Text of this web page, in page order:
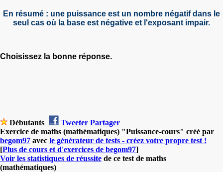
En résumé : une puissance est un nombre négatif dans le
seul cas où la base est négative et l'exposant impair.
Choisissez la bonne réponse.
Débutants Tweeter Partager
Exercice de maths (mathématiques) "Puissance-cours" créé par
begom97 avec le générateur de tests - créez votre propre test !
[Plus de cours et d'exercices de begom97]
Voir les statistiques de réussite de ce test de maths
(mathématiques)